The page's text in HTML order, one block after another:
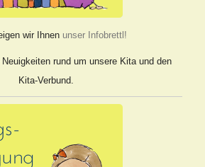
wir Ihnen unser Infobrettl!
rund um unsere Kita und den
Kita-Verbund.